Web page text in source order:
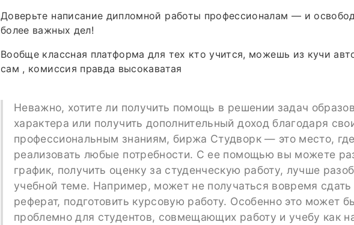
Доверьте написание дипломной работы профессионалам — и
более важных дел!
Вообще классная платформа для тех кто учится, можешь из кучи
сам , комиссия правда высокаватая
Неважно, хотите ли получить помощь в решении задач
характера или получить дополнительный доход благодаря
профессиональным знаниям, биржа Студворк — это место,
реализовать любые потребности. С ее помощью вы можете
график, получить оценку за студенческую работу, лучше
учебной теме. Например, может не получаться вовремя
реферат, подготовить курсовую работу. Особенно это может
проблемно для студентов, совмещающих работу и учебу как